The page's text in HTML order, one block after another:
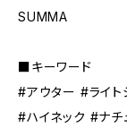
SUMMA
■キーワード
#アウター #ライト
#ハイネック #ナチ